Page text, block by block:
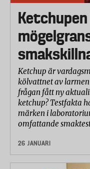
Ketchup är
kölvattnet av
frågan fått ny
ketchup? Testfakta
märken i
omfattande
26 JANUARI